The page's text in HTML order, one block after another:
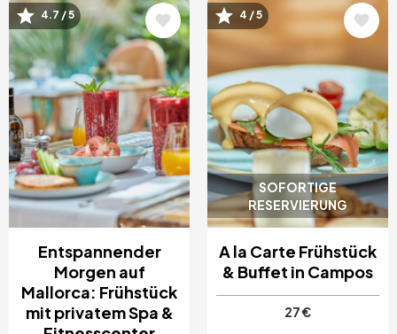
Bild4.7 / 5
Entspannender
Morgen auf
Mallorca: Frühstück
mit privatem Spa &
SOFORTIGE
RESERVIERUNG
Bild4 / 5
A la Carte Frühstück
& Buffet in Campos
27 €